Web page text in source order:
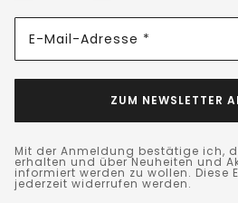
E-Mail-Adresse *
ZUM NEWSLETTER
Mit der Anmeldung bestätige ich,
erhalten und über Neuheiten und
informiert werden zu wollen. Diese
jederzeit widerrufen werden.